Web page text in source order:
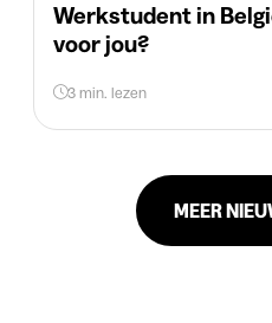
Werkstudent in
voor jou?
3 min. lezen
MEER